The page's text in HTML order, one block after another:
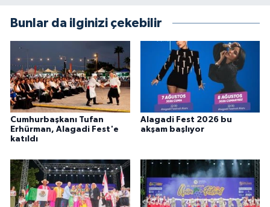
Bunlar da ilginizi çekebilir
Cumhurbaşkanı Tufan
Erhürman, Alagadi Fest'e
katıldı
Alagadi Fest 2026 bu
akşam başlıyor